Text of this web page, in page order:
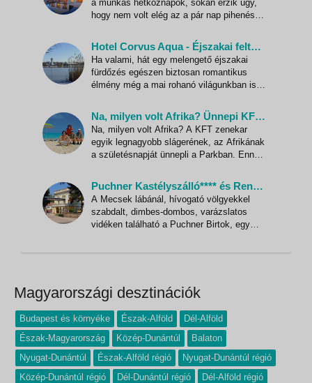
ban Megkezdődött a téli időszak, mi
a munkás hétköznapok, sokan érzik úgy,
hogy nem volt elég az a pár nap pihenés;
Könnyebben megy a feltöltődés, ha a kinti
hidegből a gyógyvizes medencék
melegébe menekülünk. Ráadásul a
közelgő Valentin-nap remek apropót ad
Hotel Corvus Aqua - Éjszakai feltöltődés
Ha valami, hát egy melengető éjszakai
fürdőzés egészen biztosan romantikus
élmény még a mai rohanó világunkban is.
összeépített Élményfürdőben a téli
éjszaka hangulata a fürdőzéssel elegyítve
minden hétvégén elérhető és semmihez
sem fogható élményeket garantál
Na, milyen volt Afrika? Ünnepi KFT koncert vendégekkel a Budapest Parkban
Na, milyen volt Afrika? A KFT zenekar
egyik legnagyobb slágerének, az Afrikának
a születésnapját ünnepli a Parkban. Ennek
koncerttel örvendezteti meg közönségét a
zenekar. Meghívott vendégekkel
kimondottan erre az alkalomra született
produkciókkal varázsolják el
Puchner Kastélyszálló**** és Reneszánsz Élménybirtok
A Mecsek lábánál, hívogató völgyekkel
szabdalt, dimbes-dombos, varázslatos
vidéken található a Puchner Birtok, egy
első interaktív kalandparkjával v
Magyarországi desztinációk
Budapest és környéke Észak-Alföld
Dél-Alföld
Észak-Magyarország
Közép-Dunántúl
Balaton
Nyugat-Dunántúl
Észak-Alföld régió
Nyugat-Dunántúl régió
Közép-Dunántúl régió
Dél-Dunántúl régió
Dél-Alföld régió